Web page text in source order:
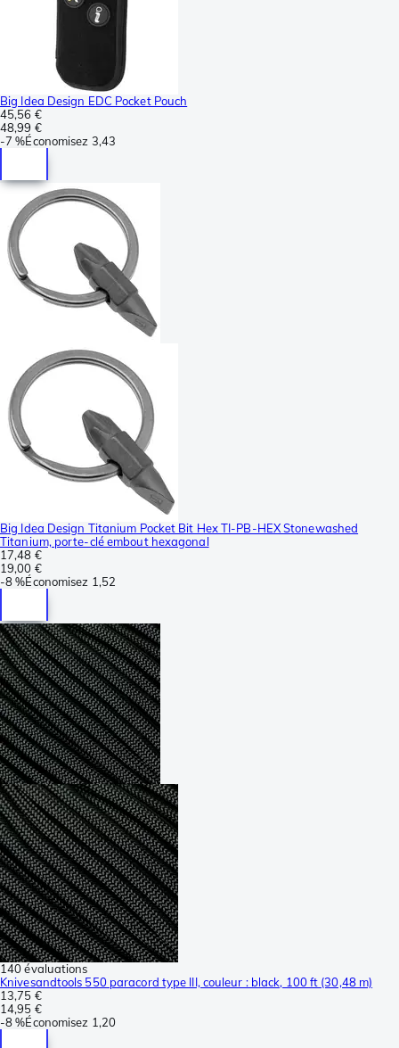
Big Idea Design EDC Pocket Pouch
45,56 €
48,99 €
-7 %Économisez 3,43
Big Idea Design Titanium Pocket Bit Hex TI-PB-HEX Stonewashed
Titanium, porte-clé embout hexagonal
17,48 €
19,00 €
-8 %Économisez 1,52
140 évaluations
Knivesandtools 550 paracord type III, couleur : black, 100 ft (30,48 m)
13,75 €
14,95 €
-8 %Économisez 1,20